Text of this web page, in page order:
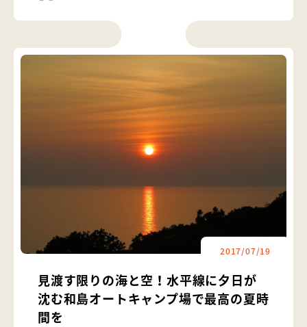
2017/07/19
見渡す限りの海と空！水平線に夕日が
沈む和島オートキャンプ場で最高の夏時
間を